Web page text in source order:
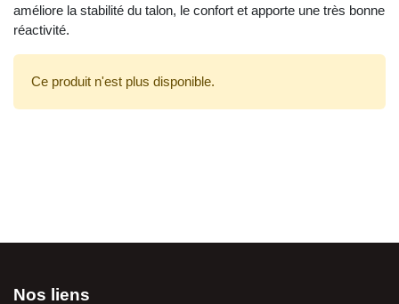
améliore la stabilité du talon, le confort et apporte une très bonne
réactivité.
Ce produit n'est plus disponible.
Nos liens